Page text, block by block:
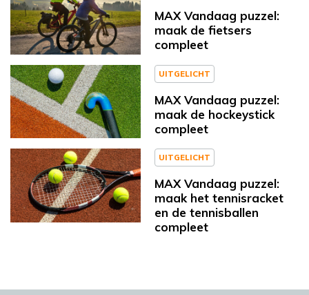
MAX Vandaag puzzel:
maak de fietsers
compleet
UITGELICHT
MAX Vandaag puzzel:
maak de hockeystick
compleet
UITGELICHT
MAX Vandaag puzzel:
maak het tennisracket
en de tennisballen
compleet